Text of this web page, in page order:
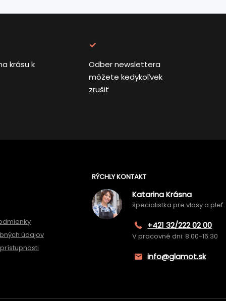
krásu k
Odber newslettera
môžete kedykoľvek
zrušiť
údajov
RÝCHLY KONTAKT
Katarina Krásna
špecialistka pre vlasy a pleť
+421 32/222 02 00
V pracovné dni: 8:00-16:30
info@glamot.sk